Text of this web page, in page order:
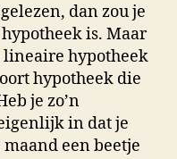
dan zou je
is. Maar
lineaire hypotheek
hypotheek die
je zo’n
in dat je
een beetje